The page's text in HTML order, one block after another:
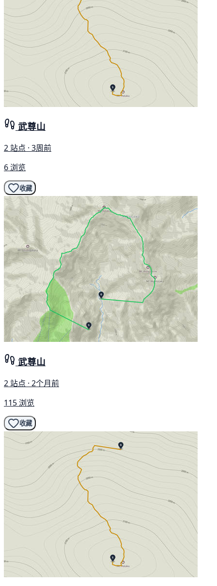
武尊山
2 站点 · 3周前
6 浏览
收藏
武尊山
2 站点 · 2个月前
115 浏览
收藏